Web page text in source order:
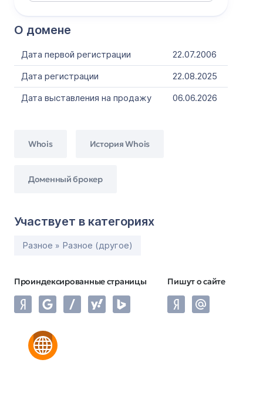
О домене
Дата первой регистрации
22.07.2006
Дата регистрации
22.08.2025
Дата выставления на продажу
06.06.2026
Whois История Whois
Доменный брокер
Участвует в категориях
Разное » Разное (другое)
Проиндексированные страницы Пишут о сайте